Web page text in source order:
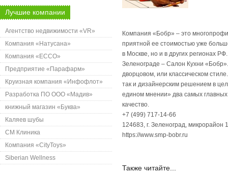
Лучшие компании
Агентство недвижимости «VR»
Компания «Натусана»
Компания «ECCO»
Предприятие «Парафарм»
Круизная компания «Инфофлот»
Разработка ПО ООО «Мадив»
книжный магазин «Буква»
Каляев шубы
СМ Клиника
Компания «CityToys»
Siberian Wellness
Компания «Бобр» – это
приятной ее стоимостью уже
в Москве, но и в других регионах
Зеленограде – Салон Кухни
дворцовом, или классическом
так и дизайнерским решением в
едином мнении» два самых
качество.
+7 (499) 717-14-66
124683, г. Зеленоград, микрорайон
https://www.smp-bobr.ru
Также читайте...